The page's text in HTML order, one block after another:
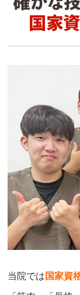
当院では 国家資